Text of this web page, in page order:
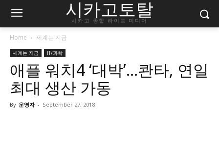
시카고토탈
시카고 종합 라이프 미디어
Home 세계는 지금
세계는 지금 IT/과학
애플 워치4 ‘대박’…콴타, 연일
최대 생산 가동
By 운영자 - September 27, 2018